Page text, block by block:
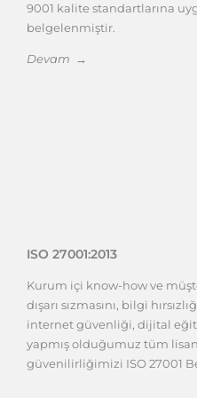
9001 kalite standartlarına
belgelenmiştir.
Devam →
ISO 27001:2013
Kurum içi know-how ve
dışarı sızmasını, bilgi
internet güvenliği, dijital
yapmış olduğumuz tüm
güvenilirliğimizi ISO 27001